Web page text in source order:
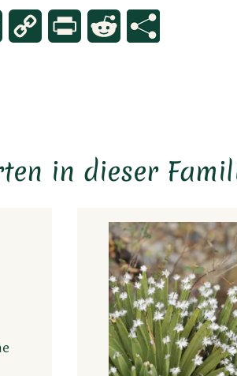
Email
Copy
Print Reddit
in dieser